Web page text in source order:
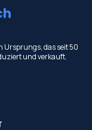
Ursprungs, das seit 50
und verkauft.